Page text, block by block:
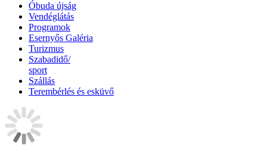
Óbuda újság
Vendéglátás
Programok
Esernyős Galéria
Turizmus
Szabadidő/
sport
Szállás
Terembérlés és esküvő